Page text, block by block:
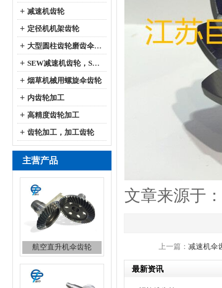
+ 减速机齿轮
+ 定径机机架齿轮
+ 大型圆柱齿轮磨齿伞齿轮
+ SEW减速机齿轮，SEW减速机配件
+ 烟草机械用螺旋伞齿轮
+ 内齿轮加工
+ 高精度齿轮加工
+ 齿轮加工，加工齿轮
主营产品
航空直升机伞齿轮
文章来源于
上一篇： 减速机伞
最新资讯